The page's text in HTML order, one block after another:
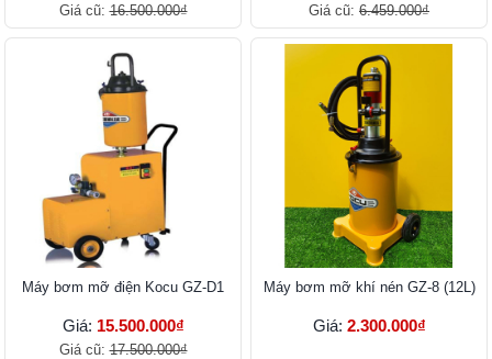
Giá cũ:16.500.000₫ Giá cũ: 6.459.000₫
Máy bơm mỡ điện Kocu GZ-D1
Giá: 15.500.000₫
Giá cũ:17.500.000₫
Máy bơm mỡ khí nén GZ-8 (12L)
Giá: 2.300.000₫